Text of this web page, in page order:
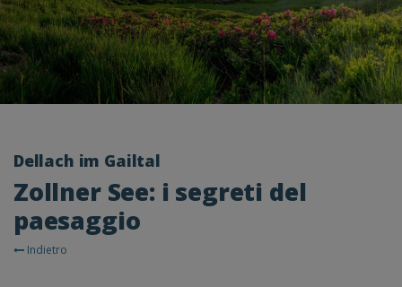
Dellach im Gailtal
Zollner See: i segreti del
paesaggio
Indietro